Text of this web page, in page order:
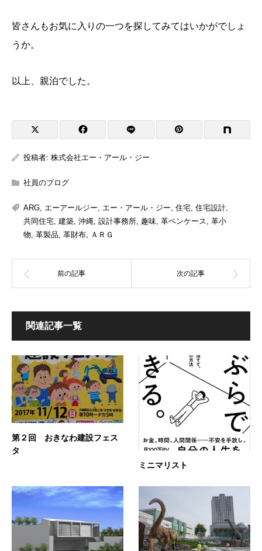
皆さんもお気に入りの一つを探してみてはいかがでしょ
うか。
以上、親泊でした。
投稿者: 株式会社エー・アール・ジー
社員のブログ
ARG エーアールジー エー・アール・ジー 住宅 住宅設計
共同住宅 建築 沖縄 設計事務所 趣味 革ペンケース
革小
物 革製品 革財布 ＡＲＧ
関連記事一覧
第２回 おきなわ建設フェス
タ
ミニマリスト